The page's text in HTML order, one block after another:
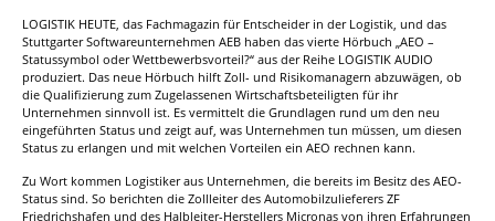
LOGISTIK HEUTE, das Fachmagazin für Entscheider in der Logistik, und das
Stuttgarter Softwareunternehmen AEB haben das vierte Hörbuch „AEO –
Statussymbol oder Wettbewerbsvorteil?“ aus der Reihe LOGISTIK AUDIO
produziert. Das neue Hörbuch hilft Zoll- und Risikomanagern abzuwägen, ob
die Qualifizierung zum Zugelassenen Wirtschaftsbeteiligten für ihr
Unternehmen sinnvoll ist. Es vermittelt die Grundlagen rund um den neu
eingeführten Status und zeigt auf, was Unternehmen tun müssen, um diesen
Status zu erlangen und mit welchen Vorteilen ein AEO rechnen kann.
Zu Wort kommen Logistiker aus Unternehmen, die bereits im Besitz des AEO-
Status sind. So berichten die Zollleiter des Automobilzulieferers ZF
Friedrichshafen und des Halbleiter-Herstellers Micronas von ihren Erfahrungen